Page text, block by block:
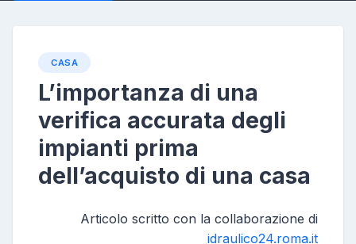
CASA
L’importanza di una
verifica accurata degli
impianti prima
dell’acquisto di una casa
Articolo scritto con la collaborazione di
idraulico24.roma.it